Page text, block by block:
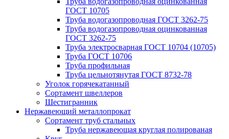
ГОСТ 10705
Труба водогазопроводная ГОСТ 3262-75
Труба водогазопроводная оцинкованная
ГОСТ 3262-75
Труба электросварная ГОСТ 10704 (10705)
Труба ГОСТ 10706
Труба профильная
Труба цельнотянутая ГОСТ 8732-78
Уголок горячекатанный
Сортамент швеллеров
Шестигранник
Нержавеющий металлопрокат
Сортамент труб стальных
Труба нержавеющая круглая полированая